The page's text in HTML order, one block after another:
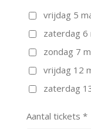
vrijdag 5
zaterdag
zondag 7
vrijdag 12
zaterdag
Aantal tickets *